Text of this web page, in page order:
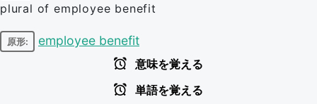
plural of employee benefit
原形: employee benefit
意味を覚える
単語を覚える